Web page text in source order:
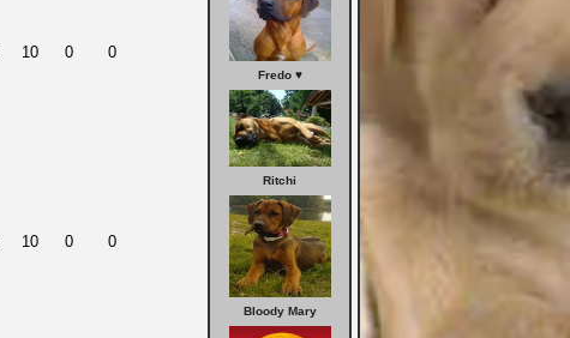
Fredo ♥
Ritchi
Bloody Mary
10 0 0
10 0 0